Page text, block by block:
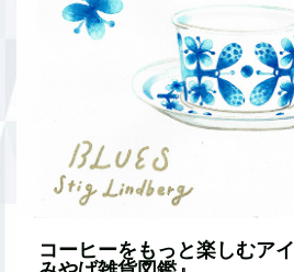
コーヒーをもっと楽しむア